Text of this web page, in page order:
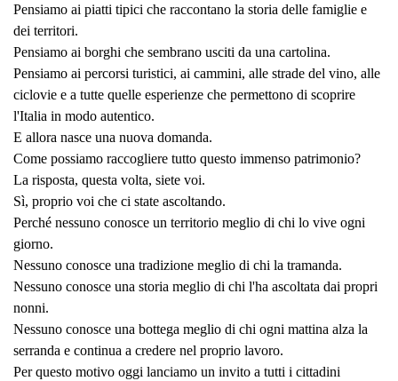
Pensiamo ai piatti tipici che raccontano la storia delle famiglie e
dei territori.
Pensiamo ai borghi che sembrano usciti da una cartolina.
Pensiamo ai percorsi turistici, ai cammini, alle strade del vino, alle
ciclovie e a tutte quelle esperienze che permettono di scoprire
l'Italia in modo autentico.
E allora nasce una nuova domanda.
Come possiamo raccogliere tutto questo immenso patrimonio?
La risposta, questa volta, siete voi.
Sì, proprio voi che ci state ascoltando.
Perché nessuno conosce un territorio meglio di chi lo vive ogni
giorno.
Nessuno conosce una tradizione meglio di chi la tramanda.
Nessuno conosce una storia meglio di chi l'ha ascoltata dai propri
nonni.
Nessuno conosce una bottega meglio di chi ogni mattina alza la
serranda e continua a credere nel proprio lavoro.
Per questo motivo oggi lanciamo un invito a tutti i cittadini